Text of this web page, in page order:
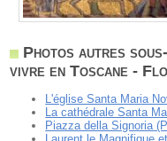
Photos autres
vivre en Toscane -
L'église Santa Maria
La cathédrale Santa
Piazza della Signoria